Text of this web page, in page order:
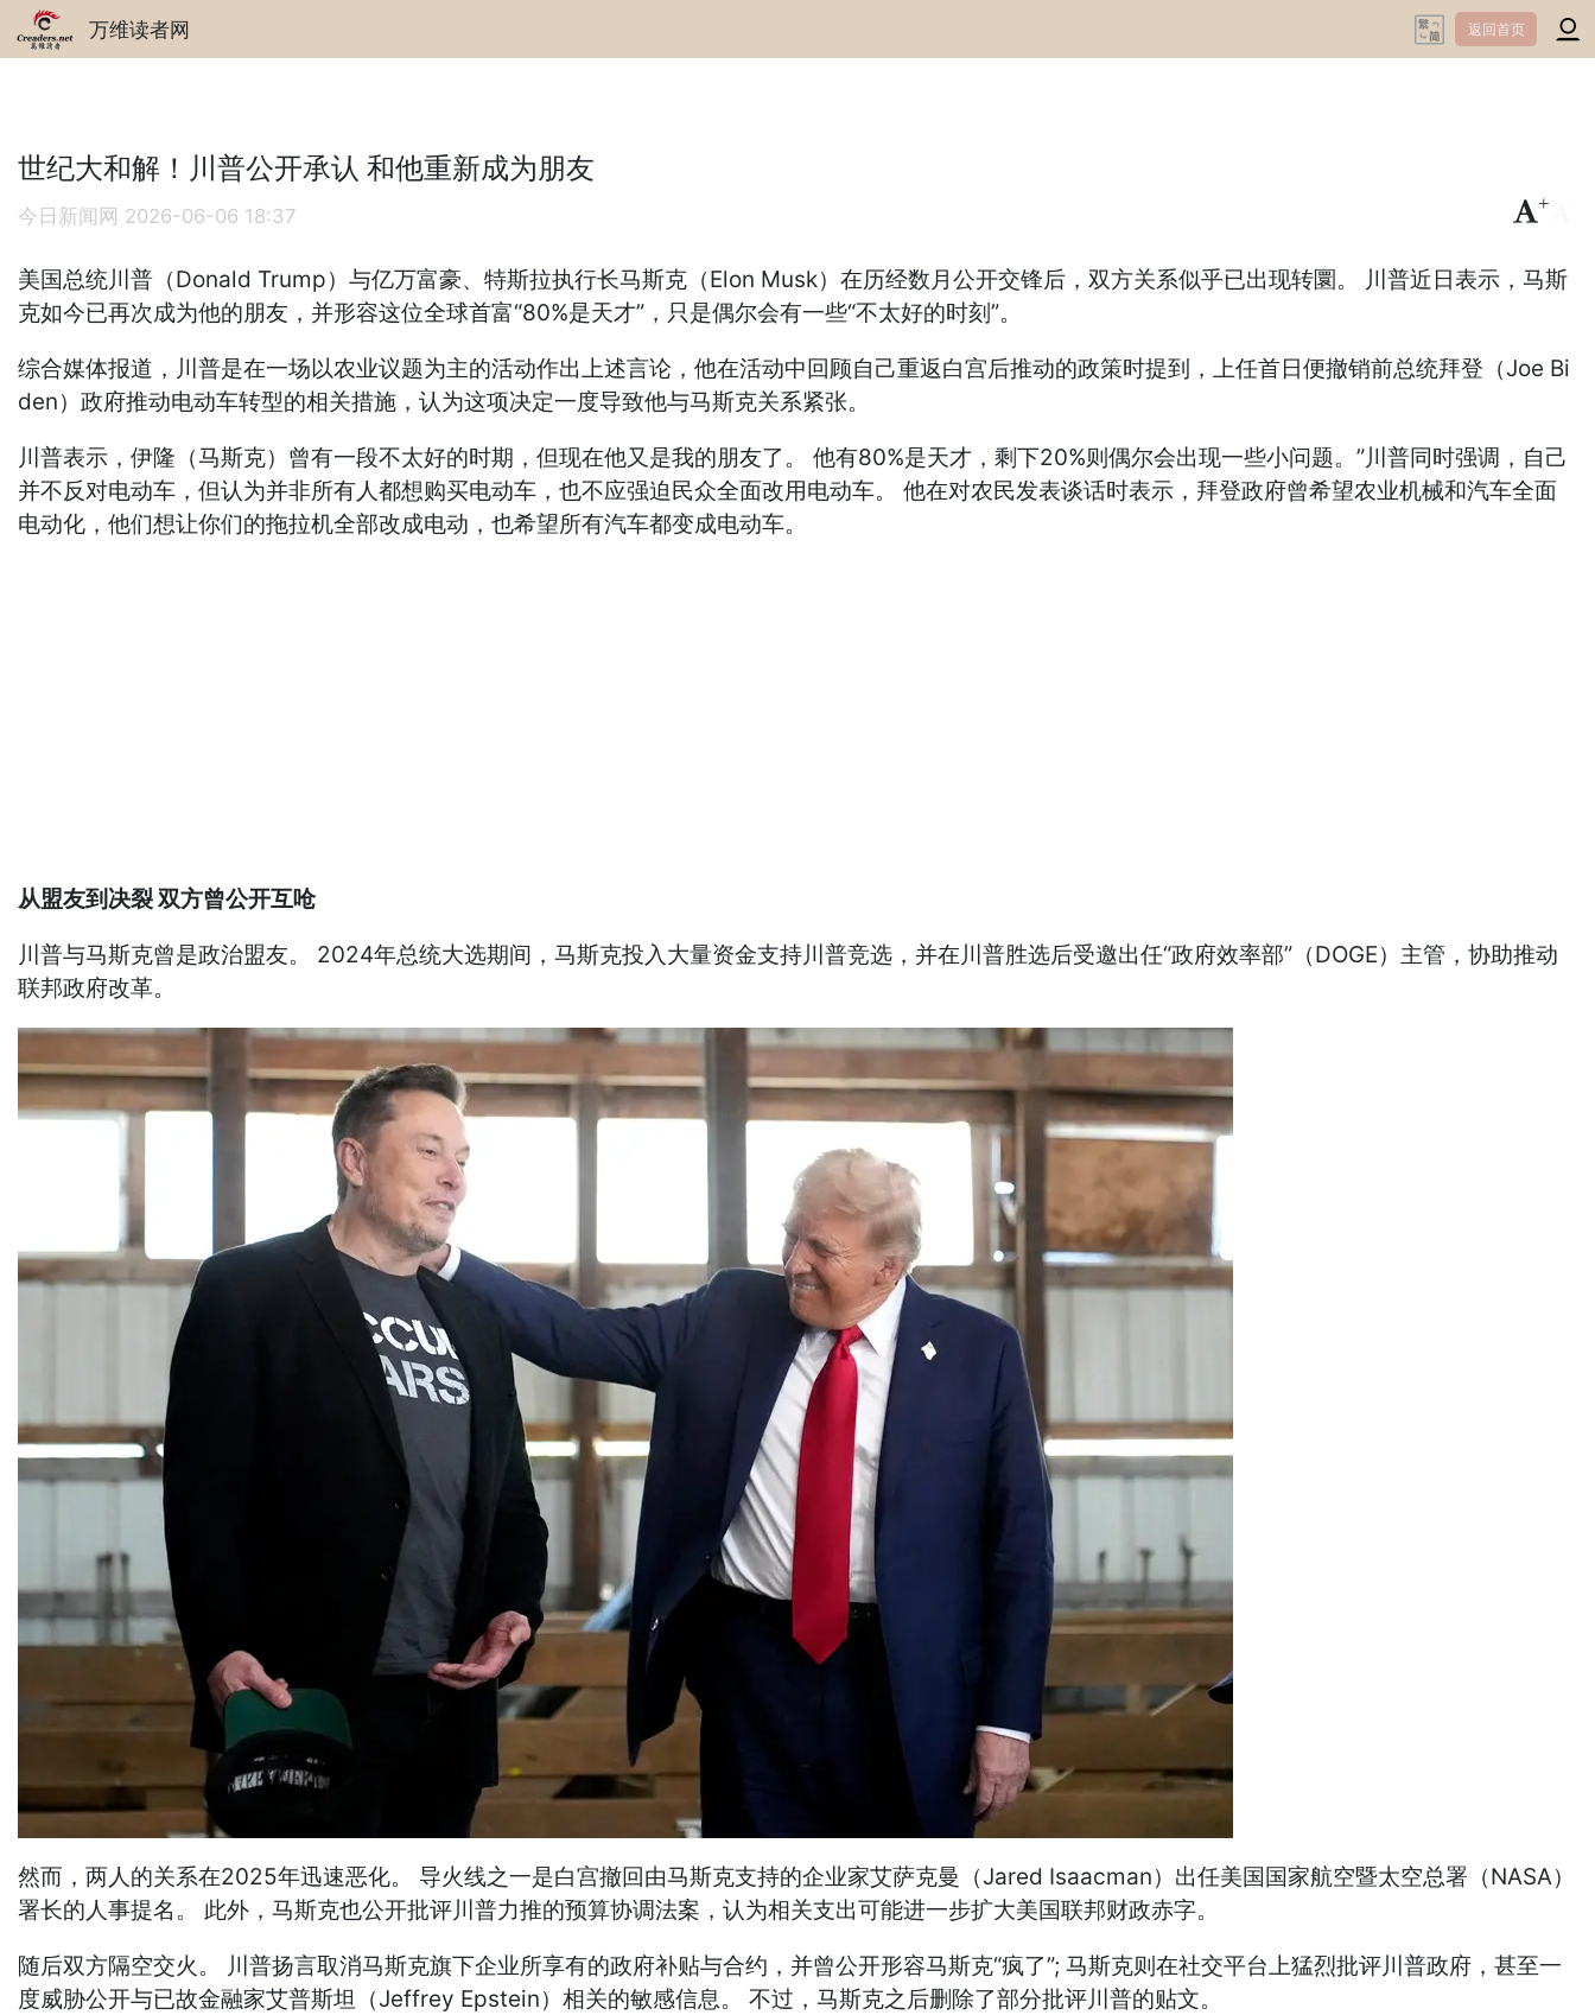
万维读者网 返回首页
世纪大和解！川普公开承认 和他重新成为朋友
今日新闻网 2026-06-06 18:37
+
美国总统川普（Donald Trump）与亿万富豪、特斯拉执行长马斯克（Elon Musk）在历经数月公开交锋后，双方关系似乎已出现转圜。 川普近日表示，马斯
克如今已再次成为他的朋友，并形容这位全球首富“80%是天才”，只是偶尔会有一些“不太好的时刻”。
综合媒体报道，川普是在一场以农业议题为主的活动作出上述言论，他在活动中回顾自己重返白宫后推动的政策时提到，上任首日便撤销前总统拜登（Joe Bi
den）政府推动电动车转型的相关措施，认为这项决定一度导致他与马斯克关系紧张。
川普表示，伊隆（马斯克）曾有一段不太好的时期，但现在他又是我的朋友了。 他有80%是天才，剩下20%则偶尔会出现一些小问题。”川普同时强调，自己
并不反对电动车，但认为并非所有人都想购买电动车，也不应强迫民众全面改用电动车。 他在对农民发表谈话时表示，拜登政府曾希望农业机械和汽车全面
电动化，他们想让你们的拖拉机全部改成电动，也希望所有汽车都变成电动车。
从盟友到决裂 双方曾公开互呛
川普与马斯克曾是政治盟友。 2024年总统大选期间，马斯克投入大量资金支持川普竞选，并在川普胜选后受邀出任“政府效率部”（DOGE）主管，协助推动
联邦政府改革。
然而，两人的关系在2025年迅速恶化。 导火线之一是白宫撤回由马斯克支持的企业家艾萨克曼（Jared Isaacman）出任美国国家航空暨太空总署（NASA）
署长的人事提名。 此外，马斯克也公开批评川普力推的预算协调法案，认为相关支出可能进一步扩大美国联邦财政赤字。
随后双方隔空交火。 川普扬言取消马斯克旗下企业所享有的政府补贴与合约，并曾公开形容马斯克“疯了”; 马斯克则在社交平台上猛烈批评川普政府，甚至一
度威胁公开与已故金融家艾普斯坦（Jeffrey Epstein）相关的敏感信息。 不过，马斯克之后删除了部分批评川普的贴文。